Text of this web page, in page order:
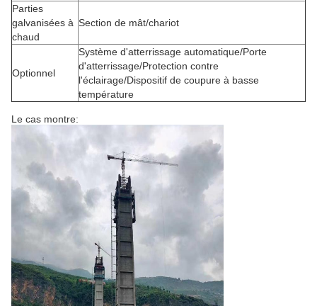
Parties
galvanisées à
chaud
Section de mât/chariot
Optionnel
Système d'atterrissage automatique/Porte
d'atterrissage/Protection contre
l'éclairage/Dispositif de coupure à basse
température
Le cas montre: